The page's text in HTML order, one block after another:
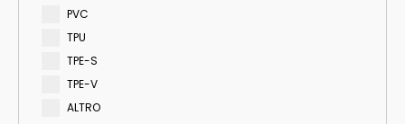
PVC
TPU
TPE-S
TPE-V
ALTRO